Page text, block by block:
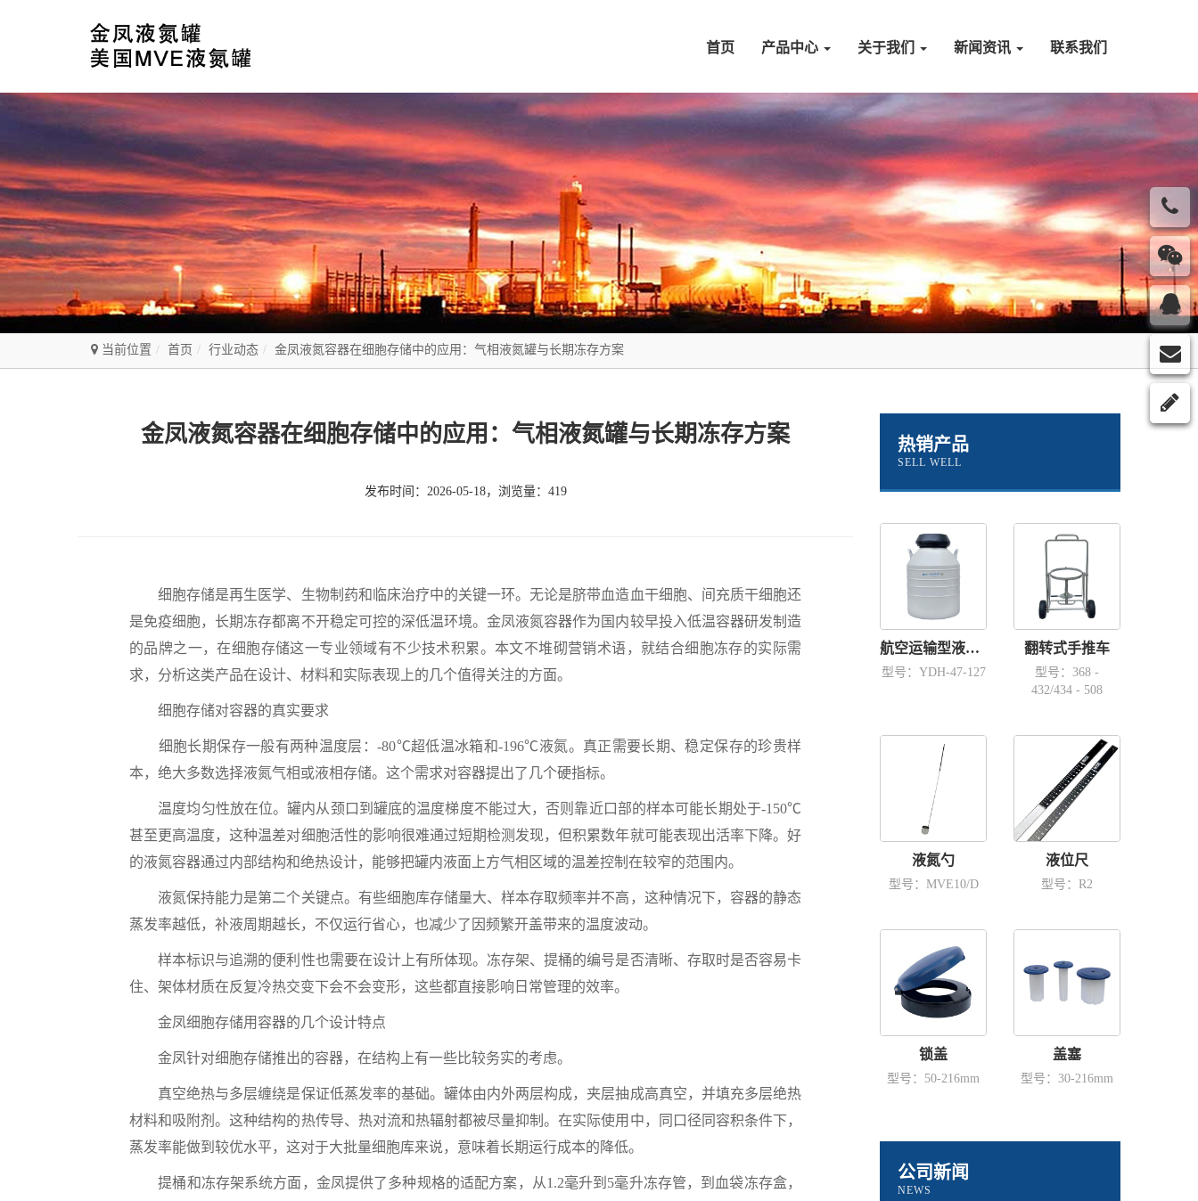
首页 产品中心 关于我们 新闻资讯 联系我们
当前位置 首页 行业动态 金凤液氮容器在细胞存储中的应用：气相液氮罐与长期冻存方案
金凤液氮容器在细胞存储中的应用：气相液氮罐与长期冻存方案
发布时间：2026-05-18，浏览量：419
细胞存储是再生医学、生物制药和临床治疗中的关键一环。无论是脐带血造血干细胞、间充质干细胞还
是免疫细胞，长期冻存都离不开稳定可控的深低温环境。金凤液氮容器作为国内较早投入低温容器研发制造
的品牌之一，在细胞存储这一专业领域有不少技术积累。本文不堆砌营销术语，就结合细胞冻存的实际需
求，分析这类产品在设计、材料和实际表现上的几个值得关注的方面。
细胞存储对容器的真实要求
细胞长期保存一般有两种温度层：-80℃超低温冰箱和-196℃液氮。真正需要长期、稳定保存的珍贵样
本，绝大多数选择液氮气相或液相存储。这个需求对容器提出了几个硬指标。
温度均匀性放在位。罐内从颈口到罐底的温度梯度不能过大，否则靠近口部的样本可能长期处于-150℃
甚至更高温度，这种温差对细胞活性的影响很难通过短期检测发现，但积累数年就可能表现出活率下降。好
的液氮容器通过内部结构和绝热设计，能够把罐内液面上方气相区域的温差控制在较窄的范围内。
液氮保持能力是第二个关键点。有些细胞库存储量大、样本存取频率并不高，这种情况下，容器的静态
蒸发率越低，补液周期越长，不仅运行省心，也减少了因频繁开盖带来的温度波动。
样本标识与追溯的便利性也需要在设计上有所体现。冻存架、提桶的编号是否清晰、存取时是否容易卡
住、架体材质在反复冷热交变下会不会变形，这些都直接影响日常管理的效率。
金凤细胞存储用容器的几个设计特点
金凤针对细胞存储推出的容器，在结构上有一些比较务实的考虑。
真空绝热与多层缠绕是保证低蒸发率的基础。罐体由内外两层构成，夹层抽成高真空，并填充多层绝热
材料和吸附剂。这种结构的热传导、热对流和热辐射都被尽量抑制。在实际使用中，同口径同容积条件下，
蒸发率能做到较优水平，这对于大批量细胞库来说，意味着长期运行成本的降低。
提桶和冻存架系统方面，金凤提供了多种规格的适配方案，从1.2毫升到5毫升冻存管，到血袋冻存盒，
热销产品
SELL WELL
航空运输型液氮容器YDH-47-127
型号：YDH-47-127
翻转式手推车
型号：368 -
432/434 - 508
液氮勺
型号：MVE10/D
液位尺
型号：R2
锁盖
型号：50-216mm
盖塞
型号：30-216mm
公司新闻
NEWS